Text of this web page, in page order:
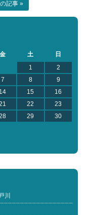
記事 »
金 土
日
1
2
7 8
9
14 15
16
22
23
29
30
川